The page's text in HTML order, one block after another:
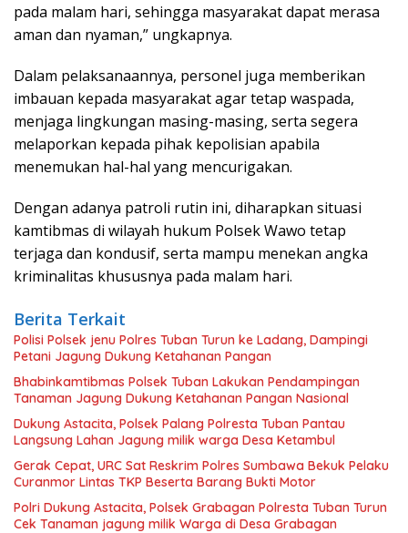
pada malam hari, sehingga masyarakat dapat merasa
aman dan nyaman,” ungkapnya.
Dalam pelaksanaannya, personel juga memberikan
imbauan kepada masyarakat agar tetap waspada,
menjaga lingkungan masing-masing, serta segera
melaporkan kepada pihak kepolisian apabila
menemukan hal-hal yang mencurigakan.
Dengan adanya patroli rutin ini, diharapkan situasi
kamtibmas di wilayah hukum Polsek Wawo tetap
terjaga dan kondusif, serta mampu menekan angka
kriminalitas khususnya pada malam hari.
Berita Terkait
Polisi Polsek jenu Polres Tuban Turun ke Ladang, Dampingi
Petani Jagung Dukung Ketahanan Pangan
Bhabinkamtibmas Polsek Tuban Lakukan Pendampingan
Tanaman Jagung Dukung Ketahanan Pangan Nasional
Dukung Astacita, Polsek Palang Polresta Tuban Pantau
Langsung Lahan Jagung milik warga Desa Ketambul
Gerak Cepat, URC Sat Reskrim Polres Sumbawa Bekuk Pelaku
Curanmor Lintas TKP Beserta Barang Bukti Motor
Polri Dukung Astacita, Polsek Grabagan Polresta Tuban Turun
Cek Tanaman jagung milik Warga di Desa Grabagan